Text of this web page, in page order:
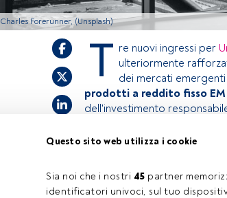
Questo sito web utilizza i cookie
Sia noi che i nostri 45 partner
identificatori univoci, sul tuo
Charles Forerunner, (Unsplash)
T re nuovi ingressi per
ulteriormente
dei mercati
prodotti a reddito fisso EM
dell'investimento
accedi tramite il pulsante
registrarti per scoprire tutti